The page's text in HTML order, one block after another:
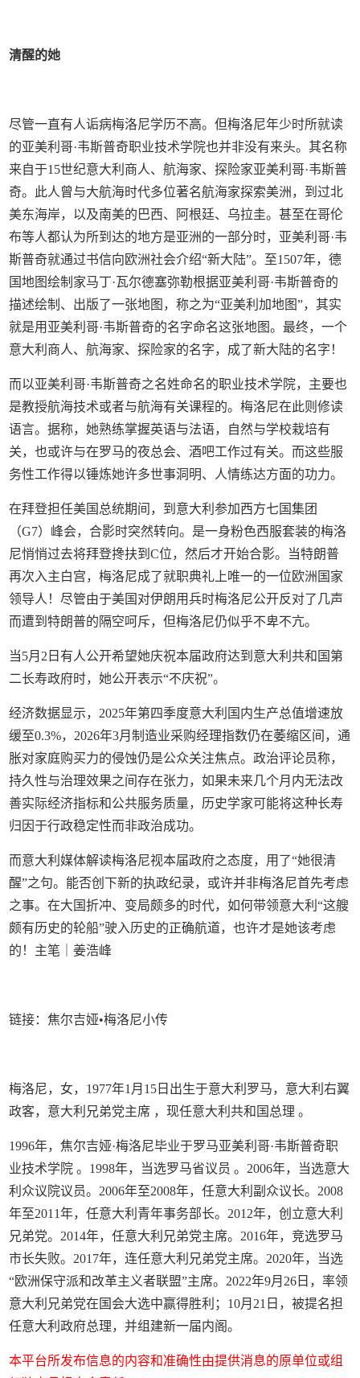
清醒的她
尽管一直有人诟病梅洛尼学历不高。但梅洛尼年少时所就读
的亚美利哥·韦斯普奇职业技术学院也并非没有来头。其名称
来自于15世纪意大利商人、航海家、探险家亚美利哥·韦斯普
奇。此人曾与大航海时代多位著名航海家探索美洲，到过北
美东海岸，以及南美的巴西、阿根廷、乌拉圭。甚至在哥伦
布等人都认为所到达的地方是亚洲的一部分时，亚美利哥·韦
斯普奇就通过书信向欧洲社会介绍“新大陆”。至1507年，德
国地图绘制家马丁·瓦尔德塞弥勒根据亚美利哥·韦斯普奇的
描述绘制、出版了一张地图，称之为“亚美利加地图”，其实
就是用亚美利哥·韦斯普奇的名字命名这张地图。最终，一个
意大利商人、航海家、探险家的名字，成了新大陆的名字！
而以亚美利哥·韦斯普奇之名姓命名的职业技术学院，主要也
是教授航海技术或者与航海有关课程的。梅洛尼在此则修读
语言。据称，她熟练掌握英语与法语，自然与学校栽培有
关，也或许与在罗马的夜总会、酒吧工作过有关。而这些服
务性工作得以锤炼她许多世事洞明、人情练达方面的功力。
在拜登担任美国总统期间，到意大利参加西方七国集团
（G7）峰会，合影时突然转向。是一身粉色西服套装的梅洛
尼悄悄过去将拜登搀扶到C位，然后才开始合影。当特朗普
再次入主白宫，梅洛尼成了就职典礼上唯一的一位欧洲国家
领导人！尽管由于美国对伊朗用兵时梅洛尼公开反对了几声
而遭到特朗普的隔空呵斥，但梅洛尼仍似乎不卑不亢。
当5月2日有人公开希望她庆祝本届政府达到意大利共和国第
二长寿政府时，她公开表示“不庆祝”。
经济数据显示，2025年第四季度意大利国内生产总值增速放
缓至0.3%，2026年3月制造业采购经理指数仍在萎缩区间，通
胀对家庭购买力的侵蚀仍是公众关注焦点。政治评论员称，
持久性与治理效果之间存在张力，如果未来几个月内无法改
善实际经济指标和公共服务质量，历史学家可能将这种长寿
归因于行政稳定性而非政治成功。
而意大利媒体解读梅洛尼视本届政府之态度，用了“她很清
醒”之句。能否创下新的执政纪录，或许并非梅洛尼首先考虑
之事。在大国折冲、变局颇多的时代，如何带领意大利“这艘
颇有历史的轮船”驶入历史的正确航道，也许才是她该考虑
的！主笔｜姜浩峰
链接：焦尔吉娅•梅洛尼小传
梅洛尼，女，1977年1月15日出生于意大利罗马，意大利右翼
政客，意大利兄弟党主席 ，现任意大利共和国总理 。
1996年，焦尔吉娅·梅洛尼毕业于罗马亚美利哥·韦斯普奇职
业技术学院 。1998年，当选罗马省议员 。2006年，当选意大
利众议院议员。2006年至2008年，任意大利副众议长。2008
年至2011年，任意大利青年事务部长。2012年，创立意大利
兄弟党。2014年，任意大利兄弟党主席。2016年，竞选罗马
市长失败。2017年，连任意大利兄弟党主席。2020年，当选
“欧洲保守派和改革主义者联盟”主席。2022年9月26日，率领
意大利兄弟党在国会大选中赢得胜利；10月21日，被提名担
任意大利政府总理，并组建新一届内阁。
本平台所发布信息的内容和准确性由提供消息的原单位或组